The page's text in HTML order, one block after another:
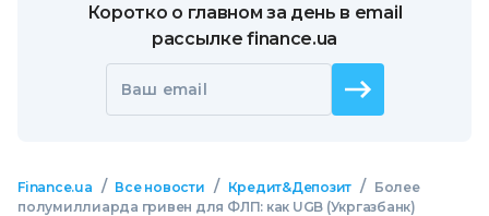
Коротко о главном за день в email
рассылке finance.ua
Ваш email
Finance.ua / Все новости / Кредит&Депозит /
Более
полумиллиарда гривен для ФЛП: как UGB (Укргазбанк)